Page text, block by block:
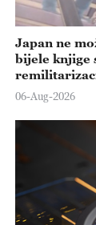
Japan ne
bijele knjige
06-Aug-2026